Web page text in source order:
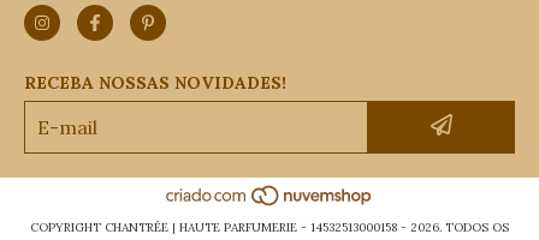
RECEBA NOSSAS NOVIDADES!
COPYRIGHT CHANTRÊE | HAUTE PARFUMERIE - 14532513000158 - 2026. TODOS OS